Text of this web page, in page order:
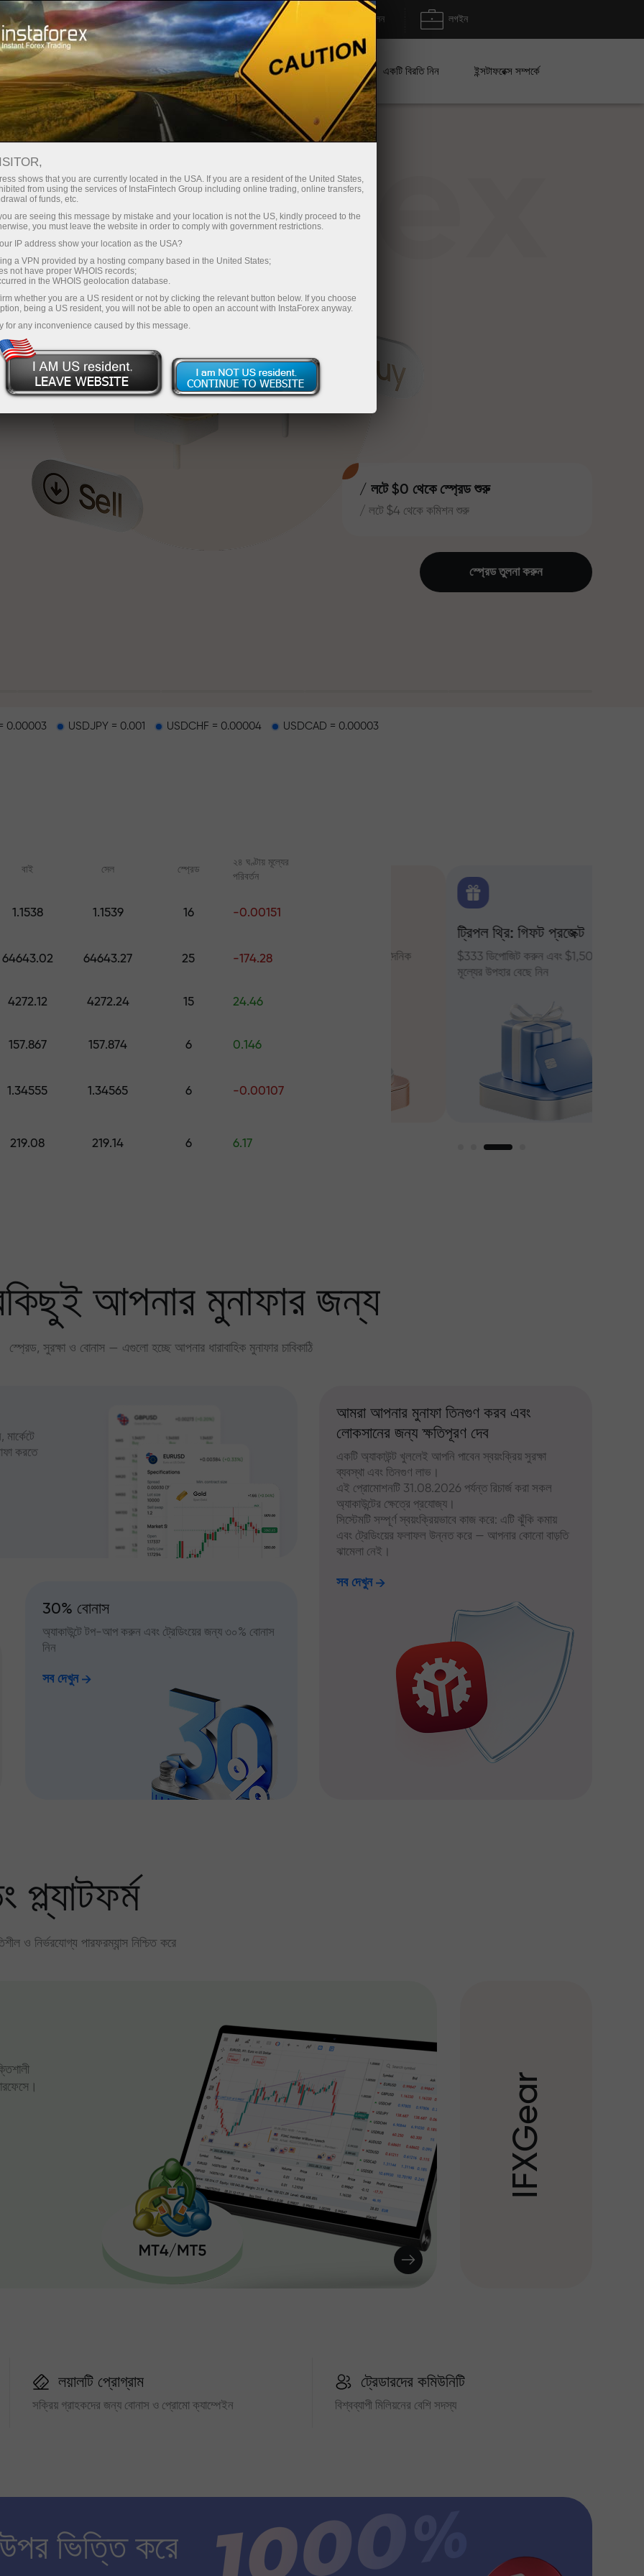
তাৎক্ষণিক অ্যাকাউন্ট খোলা ট্রেডিং প্ল্যাটফর্ম জমা/উত্তোলন লগইন
বিনিয়োগকারীদের জন্য অংশীদারদের জন্য ক্যাম্পেইন একটি বিরতি নিন ইন্সটাফরেক্স সম্পর্কে
/ লটে $0 থেকে স্প্রেড শুরু
/ লটে $4 থেকে কমিশন শুরু
পাওয়া যায়
জ্যাকপট
— আমরা আপনার মুনাফার
সবচেয়ে বেশি গুণকের
স্প্রেড তুলনা করুন
0.00003 USDJPY = 0.001 USDCHF = 0.00004 USDCAD = 0.00003
বাই সেল স্প্রেড
২৪ ঘণ্টায় মূল্যের
পরিবর্তন
1.1538 1.1539 16 -0.00151
64643.02 64643.27 25 -174.28
4272.12 4272.24 15 24.46
157.867 157.874 6 0.146
1.34555 1.34565 6 -0.00107
219.08 219.14 6 6.17
শূন্য থেকে ট্রেডিং শিখুন — সব লেভেলের জন্য
ফরেক্স, ক্রিপ্টো ও ফিউচার্সের জন্য দৈনিক
ট্রিপল থ্রি: গিফট প্রজেক্ট
$333 ডিপোজিট করুন এবং $1,500 পর্যন্ত
মূল্যের উপহার বেছে নিন
আপনার মুনাফার জন্য
স্প্রেড, সুরক্ষা ও বোনাস — এগুলো হচ্ছে আপনার ধারাবাহিক মুনাফার চাবিকাঠি
করতে
30% বোনাস
অ্যাকাউন্টে টপ-আপ করুন এবং ট্রেডিংয়ের জন্য ৩০% বোনাস
নিন
সব দেখুন
আমরা আপনার মুনাফা তিনগুণ করব এবং
লোকসানের জন্য ক্ষতিপূরণ দেব
একটি অ্যাকাউন্ট খুললেই আপনি পাবেন স্বয়ংক্রিয় সুরক্ষা
ব্যবস্থা এবং তিনগুণ লাভ।
এই প্রোমোশনটি 31.08.2026 পর্যন্ত রিচার্জ করা সকল
অ্যাকাউন্টের ক্ষেত্রে প্রযোজ্য।
সিস্টেমটি সম্পূর্ণ স্বয়ংক্রিয়ভাবে কাজ করে: এটি ঝুঁকি কমায়
এবং ট্রেডিংয়ের ফলাফল উন্নত করে — আপনার কোনো বাড়তি
ঝামেলা নেই।
সব দেখুন
ও নির্ভরযোগ্য পারফরম্যান্স নিশ্চিত করে
I
F
X
G
e
a
r
লয়ালটি প্রোগ্রাম
সক্রিয় গ্রাহকদের জন্য বোনাস ও প্রোমো ক্যাম্পেইন
ট্রেডারদের কমিউনিটি
বিশ্বব্যাপী মিলিয়নের বেশি সদস্য
ভিত্তি করে
shows that you are currently located in the USA. If you are a resident of the United States,
from using the services of InstaFintech Group including online trading, online transfers,
of funds, etc.
are seeing this message by mistake and your location is not the US, kindly proceed to the
you must leave the website in order to comply with government restrictions.
IP address show your location as the USA?
a VPN provided by a hosting company based in the United States;
not have proper WHOIS records;
in the WHOIS geolocation database.
whether you are a US resident or not by clicking the relevant button below. If you choose
being a US resident, you will not be able to open an account with InstaForex anyway.
for any inconvenience caused by this message.